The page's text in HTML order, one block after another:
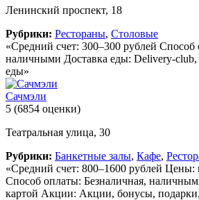
Ленинский проспект, 18
Рубрики: Рестораны, Столовые
«Средний счет: 300–300 рублей Способ
наличными Доставка еды: Delivery-club,
еды»
Сачмэли
5 (6854 оценки)
Театральная улица, 30
Рубрики: Банкетные залы, Кафе,
«Средний счет: 800–1600 рублей Цены:
Способ оплаты: Безналичная,
картой Акции: Акции, бонусы,